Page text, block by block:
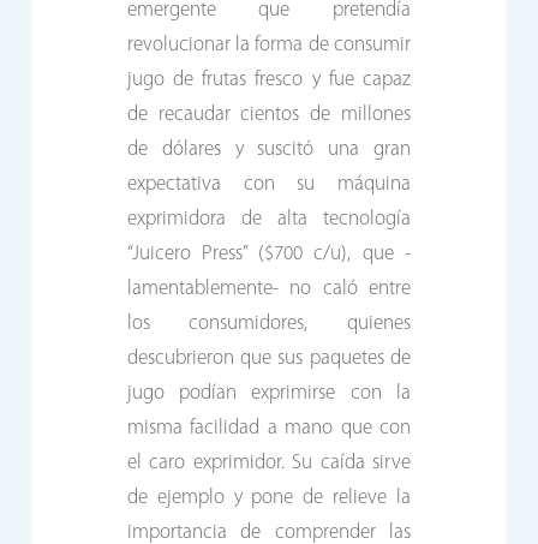
emergente que pretendía
revolucionar la forma de consumir
jugo de frutas fresco y fue capaz
de recaudar cientos de millones
de dólares y suscitó una gran
expectativa con su máquina
exprimidora de alta tecnología
“Juicero Press” ($700 c/u), que -
lamentablemente- no caló entre
los consumidores, quienes
descubrieron que sus paquetes de
jugo podían exprimirse con la
misma facilidad a mano que con
el caro exprimidor. Su caída sirve
de ejemplo y pone de relieve la
importancia de comprender las